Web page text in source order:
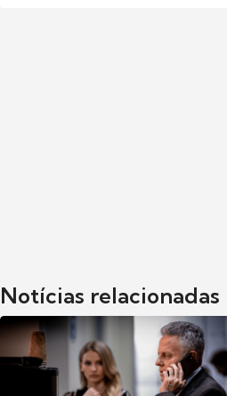
Notícias relacionadas